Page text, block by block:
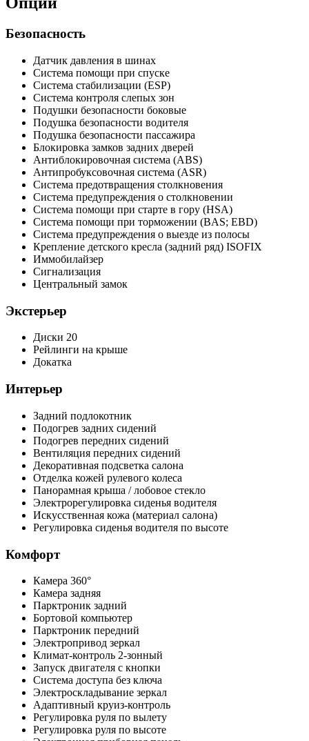
Безопасность
Датчик давления в шинах
Система помощи при спуске
Система стабилизации (ESP)
Система контроля слепых зон
Подушки безопасности боковые
Подушка безопасности водителя
Подушка безопасности пассажира
Блокировка замков задних дверей
Антиблокировочная система (ABS)
Антипробуксовочная система (ASR)
Система предотвращения столкновения
Система предупреждения о столкновении
Система помощи при старте в гору (HSA)
Система помощи при торможении (BAS; EBD)
Система предупреждения о выезде из полосы
Крепление детского кресла (задний ряд) ISOFIX
Иммобилайзер
Сигнализация
Центральный замок
Экстерьер
Диски 20
Рейлинги на крыше
Докатка
Интерьер
Задний подлокотник
Подогрев задних сидений
Подогрев передних сидений
Вентиляция передних сидений
Декоративная подсветка салона
Отделка кожей рулевого колеса
Панорамная крыша / лобовое стекло
Электрорегулировка сиденья водителя
Искусственная кожа (материал салона)
Регулировка сиденья водителя по высоте
Комфорт
Камера 360°
Камера задняя
Парктроник задний
Бортовой компьютер
Парктроник передний
Электропривод зеркал
Климат-контроль 2-зонный
Запуск двигателя с кнопки
Система доступа без ключа
Электроскладывание зеркал
Адаптивный круиз-контроль
Регулировка руля по вылету
Регулировка руля по высоте